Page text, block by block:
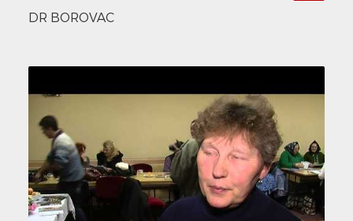
DR BOROVAC